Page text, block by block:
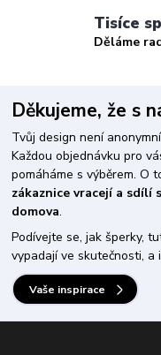
Tisíce
Děláme
Děkujeme, že s
Tvůj design není
Každou objednávku pro
pomáháme s výběrem. O
zákaznice vracejí a sdílí
domova.
Podívejte se, jak šperky,
vypadají ve skutečnosti,
Vaše inspirace